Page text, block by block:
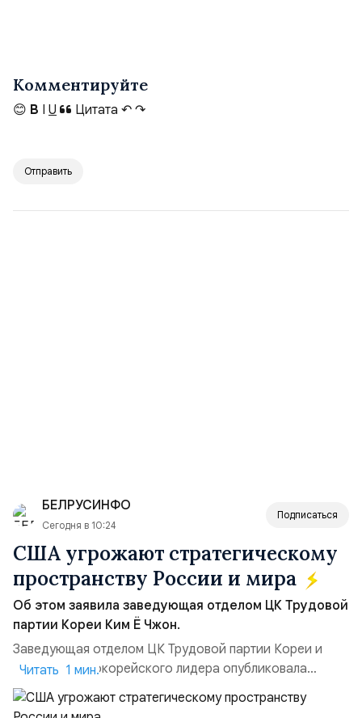
Комментируйте
😊 B I U Цитата ↶ ↷
Отправить
БЕЛРУСИНФО
Сегодня в 10:24
Подписаться
США угрожают стратегическому
пространству России и мира
Об этом заявила заведующая отделом ЦК Трудовой
партии Кореи Ким Ё Чжон.
Заведующая отделом ЦК Трудовой партии Кореи и
сестра северокорейского лидера опубликовала
заявление для прессы в ответ на проведение Токио
совместных с флотом США запусков крылатых ракет
Читать 1 мин.